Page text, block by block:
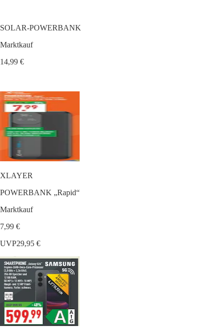
SOLAR-POWERBANK
Marktkauf
14,99 €
XLAYER
POWERBANK „Rapid“
Marktkauf
7,99 €
UVP29,95 €